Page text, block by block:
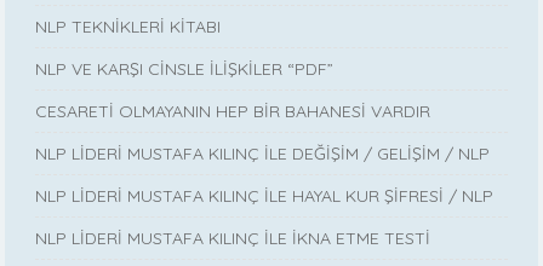
NLP TEKNİKLERİ KİTABI
NLP VE KARŞI CİNSLE İLİŞKİLER “PDF”
CESARETİ OLMAYANIN HEP BİR BAHANESİ VARDIR
NLP LİDERİ MUSTAFA KILINÇ İLE DEĞİŞİM / GELİŞİM / NLP
NLP LİDERİ MUSTAFA KILINÇ İLE HAYAL KUR ŞİFRESİ / NLP
NLP LİDERİ MUSTAFA KILINÇ İLE İKNA ETME TESTİ